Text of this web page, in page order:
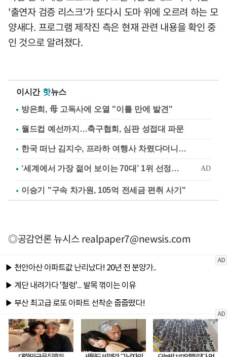
'출연자 검증 리스크'가 또다시 도마 위에 오르려 하는 모
양새다. 프로그램 제작진 측은 현재 관련 내용을 확인 중
인 것으로 알려졌다.
이시간 핫뉴스
방은희, 母 고독사에 오열 "이틀 만에 발견"
월드컵 예선까지…축구협회, 심판 성접대 파문
한국 떠난 김지수, 프라하 여행사 차렸다더니…
이승기 "구속 차가원, 105억 전세금 편취 사기"
◎공감언론 뉴시스realpaper7@newsis.com